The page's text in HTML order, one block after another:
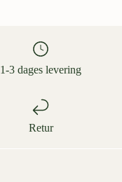
1-3 dages levering
Retur